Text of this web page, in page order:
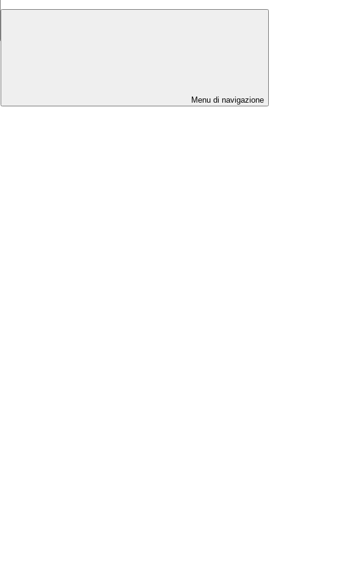
Menu di navigazione